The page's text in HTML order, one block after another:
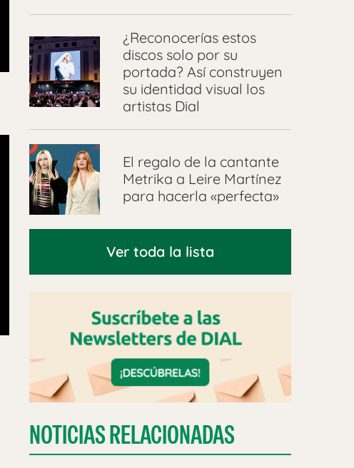
¿Reconocerías estos
discos solo por su
portada? Así construyen
su identidad visual los
artistas Dial
El regalo de la cantante
Metrika a Leire Martínez
para hacerla «perfecta»
Ver toda la lista
NOTICIAS RELACIONADAS